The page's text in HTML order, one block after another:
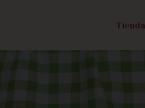
Tienda